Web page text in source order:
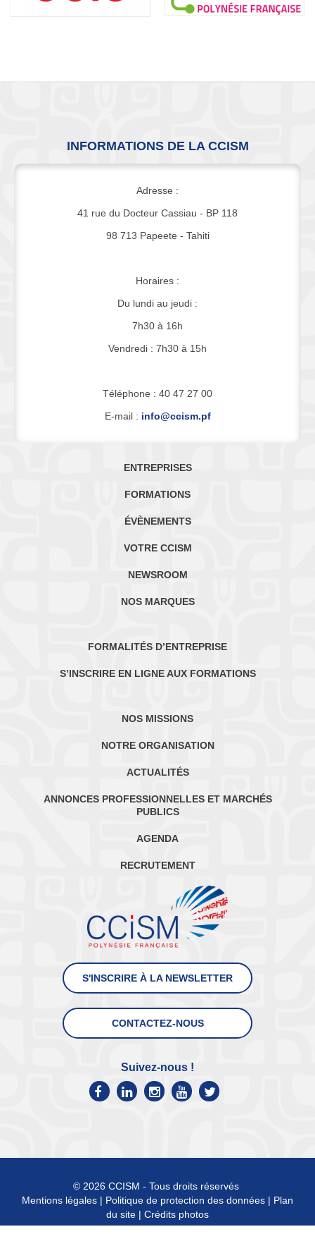
INFORMATIONS DE LA CCISM
Adresse :
41 rue du Docteur Cassiau - BP 118
98 713 Papeete - Tahiti
Horaires :
Du lundi au jeudi :
7h30 à 16h
Vendredi : 7h30 à 15h
Téléphone : 40 47 27 00
E-mail : info@ccism.pf
ENTREPRISES
FORMATIONS
ÉVÈNEMENTS
VOTRE CCISM
NEWSROOM
NOS MARQUES
FORMALITÉS D’ENTREPRISE
S’INSCRIRE EN LIGNE AUX FORMATIONS
NOS MISSIONS
NOTRE ORGANISATION
ACTUALITÉS
ANNONCES PROFESSIONNELLES ET MARCHÉS
PUBLICS
AGENDA
RECRUTEMENT
S'INSCRIRE À LA NEWSLETTER
CONTACTEZ-NOUS
Suivez-nous !
© 2026 CCISM - Tous droits réservés
Mentions légales | Politique de protection des données | Plan
du site | Crédits photos